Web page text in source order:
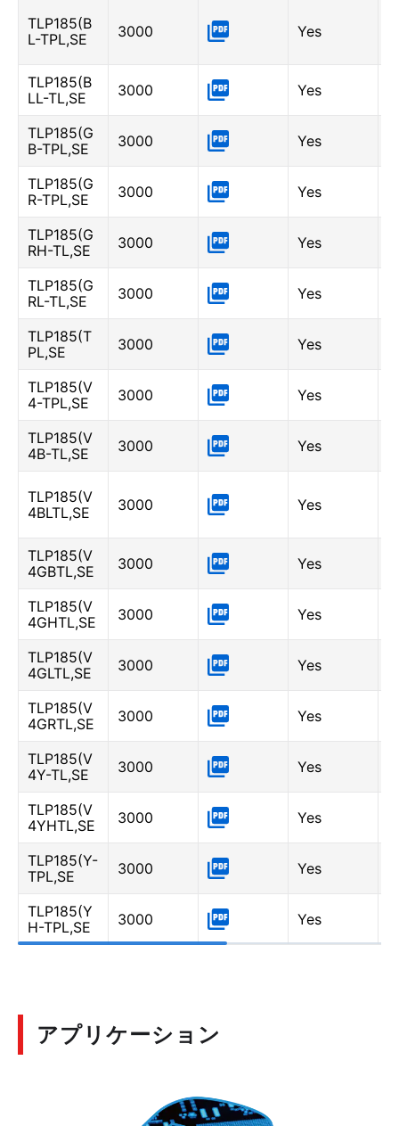
TLP185(B
L-TPL,SE
3000 Yes
TLP185(B
LL-TL,SE
3000 Yes
TLP185(G
B-TPL,SE
3000 Yes
TLP185(G
R-TPL,SE
3000 Yes
TLP185(G
RH-TL,SE
3000 Yes
TLP185(G
RL-TL,SE
3000 Yes
TLP185(T
PL,SE
3000 Yes
TLP185(V
4-TPL,SE
3000 Yes
TLP185(V
4B-TL,SE
3000 Yes
TLP185(V
4BLTL,SE
3000 Yes
TLP185(V
4GBTL,SE
3000 Yes
TLP185(V
4GHTL,SE
3000 Yes
TLP185(V
4GLTL,SE
3000 Yes
TLP185(V
4GRTL,SE
3000 Yes
TLP185(V
4Y-TL,SE
3000 Yes
TLP185(V
4YHTL,SE
3000 Yes
TLP185(Y-
TPL,SE
3000 Yes
TLP185(Y
H-TPL,SE
3000 Yes
アプリケーション